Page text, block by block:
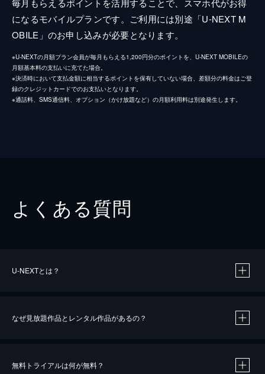
になるモバイルプランです。ご利用には別途「U-NEXT M
OBILE」のお申し込みが必要となります。
※U-NEXTの月額プラン会員が毎月もらえる1,200円分のポイントを、U-NEXT MOBILEの
月額基本料の支払いに充てた場合。
※決済時において支払金額に相当するポイントを保有していない場合、差額分の料金はご登
録のクレジットカードでのお支払いとなります。
※通話料、SMS通信料、オプション（かけ放題など）の月額利用料は別途発生します。
よくある質問
U-NEXTとは？
なぜ見放題作品とレンタル作品があるの？
無料トライアルは何が無料？